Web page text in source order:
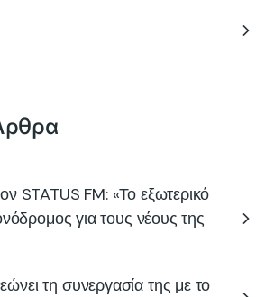
STATUS FM: «Το εξωτερικό
για τους νέους της
τη συνεργασία της με το